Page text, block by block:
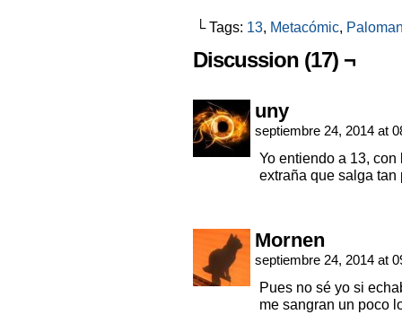
└ Tags: 13, Metacómic,
Discussion (17) ¬
uny
septiembre 24, 2014 at
Yo entiendo a 13,
extraña que salga
Mornen
septiembre 24, 2014 at
Pues no sé yo si
me sangran un poco